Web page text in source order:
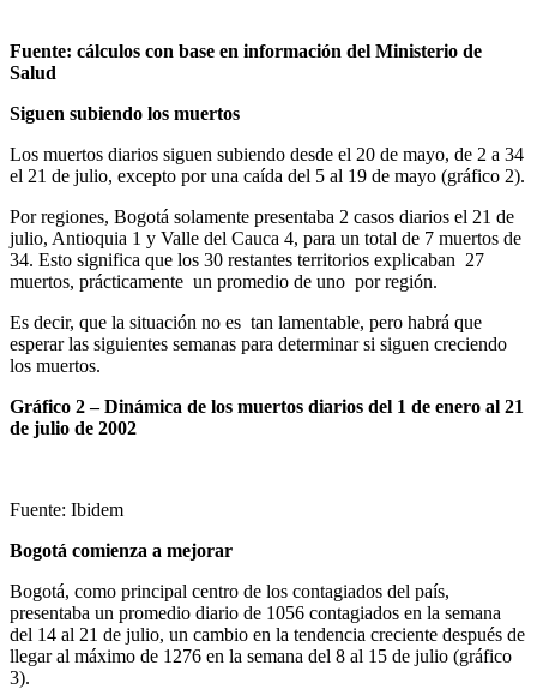
Fuente: cálculos con base en información del Ministerio de
Salud
Siguen subiendo los muertos
Los muertos diarios siguen subiendo desde el 20 de mayo, de 2 a 34
el 21 de julio, excepto por una caída del 5 al 19 de mayo (gráfico 2).
Por regiones, Bogotá solamente presentaba 2 casos diarios el 21 de
julio, Antioquia 1 y Valle del Cauca 4, para un total de 7 muertos de
34. Esto significa que los 30 restantes territorios explicaban 27
muertos, prácticamente un promedio de uno por región.
Es decir, que la situación no es tan lamentable, pero habrá que
esperar las siguientes semanas para determinar si siguen creciendo
los muertos.
Gráfico 2 – Dinámica de los muertos diarios del 1 de enero al 21
de julio de 2002
Fuente: Ibidem
Bogotá comienza a mejorar
Bogotá, como principal centro de los contagiados del país,
presentaba un promedio diario de 1056 contagiados en la semana
del 14 al 21 de julio, un cambio en la tendencia creciente después de
llegar al máximo de 1276 en la semana del 8 al 15 de julio (gráfico
3).